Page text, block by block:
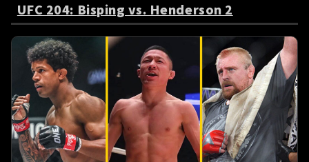
UFC 204: Bisping vs. Henderson 2